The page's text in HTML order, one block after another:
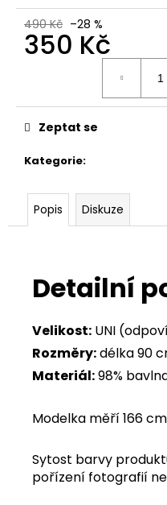
490 Kč –28 %
350 Kč
Kategorie:
Zeptat se
Popis Diskuze
Detailní
Velikost: UNI
Rozměry:délka 90
Materiál:98%
Modelka měří 166
Sytost barvy
pořízení fotografií